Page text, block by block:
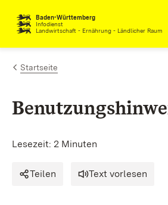
Zum Inhalt springen
Baden-Württemberg
Infodienst
Landwirtschaft - Ernährung - Ländlicher Raum
Startseite
Lesezeit: 2 Minuten
Teilen Text vorlesen